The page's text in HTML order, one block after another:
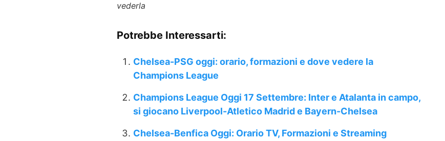
vederla
Potrebbe Interessarti:
Chelsea-PSG oggi: orario, formazioni e dove vedere la
Champions League
Champions League Oggi 17 Settembre: Inter e Atalanta in campo,
si giocano Liverpool-Atletico Madrid e Bayern-Chelsea
Chelsea-Benfica Oggi: Orario TV, Formazioni e Streaming